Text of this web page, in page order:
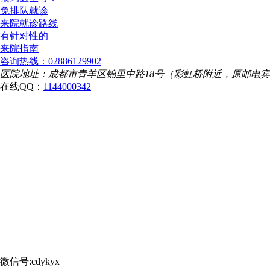
免排队就诊
来院就诊路线
有针对性的
来院指南
咨询热线：02886129902
医院地址：成都市青羊区锦里中路18号（彩虹桥附近，原邮电
在线QQ： 1144000342
微信号:cdykyx